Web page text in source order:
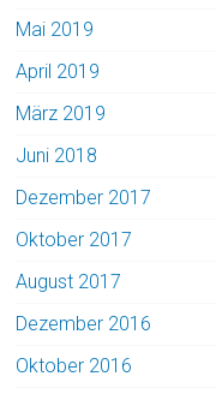
Mai 2019
April 2019
März 2019
Juni 2018
Dezember 2017
Oktober 2017
August 2017
Dezember 2016
Oktober 2016